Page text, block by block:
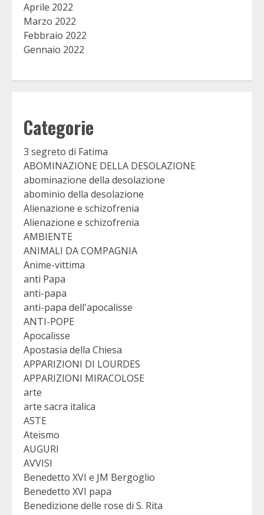
Aprile 2022
Marzo 2022
Febbraio 2022
Gennaio 2022
Categorie
3 segreto di Fatima
ABOMINAZIONE DELLA DESOLAZIONE
abominazione della desolazione
abominio della desolazione
Alienazione e schizofrenia
Alienazione e schizofrenia
AMBIENTE
ANIMALI DA COMPAGNIA
Anime-vittima
anti Papa
anti-papa
anti-papa dell'apocalisse
ANTI-POPE
Apocalisse
Apostasia della Chiesa
APPARIZIONI DI LOURDES
APPARIZIONI MIRACOLOSE
arte
arte sacra italica
ASTE
Ateismo
AUGURI
AVVISI
Benedetto XVI e JM Bergoglio
Benedetto XVI papa
Benedizione delle rose di S. Rita